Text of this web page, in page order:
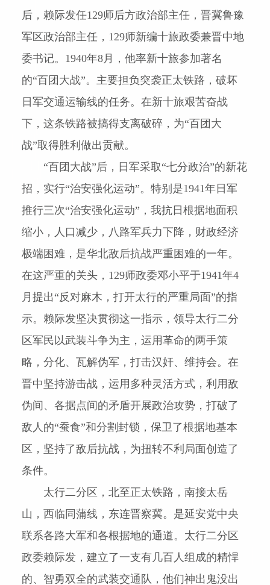
后，赖际发任129师后方政治部主任，晋冀鲁豫
军区政治部主任， 129师新编十旅政委兼晋中地
委书记。 1940年8 月，他率新十旅参加著名
的“百团大战”。主要担负突袭正太铁路，破坏
日军交通运输线的任务。在新十旅艰苦奋战
下，这条铁路被搞得支离破碎，为“百团大
战”取得胜利做出贡献。
“百团大战”后，日军采取“七分政治”的新花
招，实行“治安强化运动”。特别是1941年日军
推行三次“治安强化运动”，我抗日根据地面积
缩小，人口减少，八路军兵力下降，财政经济
极端困难，是华北敌后抗战严重困难的一年。
在这严重的关头， 129师政委邓小平于1941年4
月提出“反对麻木，打开太行的严重局面”的指
示。赖际发坚决贯彻这一指示，领导太行二分
区军民以武装斗争为主，运用革命的两手策
略，分化、瓦解伪军，打击汉奸、维持会。在
晋中坚持游击战，运用多种灵活方式，利用敌
伪间、各据点间的矛盾开展政治攻势，打破了
敌人的“蚕食”和分割封锁，保卫了根据地基本
区，坚持了敌后抗战，为扭转不利局面创造了
条件。
太行二分区，北至正太铁路，南接太岳
山，西临同蒲线，东连晋察冀。是延安党中央
联系各路大军和各根据地的通道。太行二分区
政委赖际发，建立了一支有几百人组成的精悍
的、智勇双全的武装交通队，他们神出鬼没出